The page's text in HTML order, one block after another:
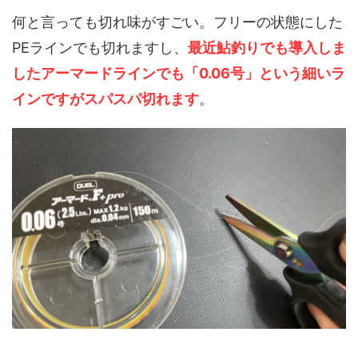
何と言っても切れ味がすごい。フリーの状態にした
PEラインでも切れますし、 最近鮎釣りでも導入しま
したアーマードラインでも「0.06号」という細いラ
インですがスパスパ切れます。